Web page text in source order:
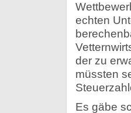
echten
der zu
müssten
Es gäbe